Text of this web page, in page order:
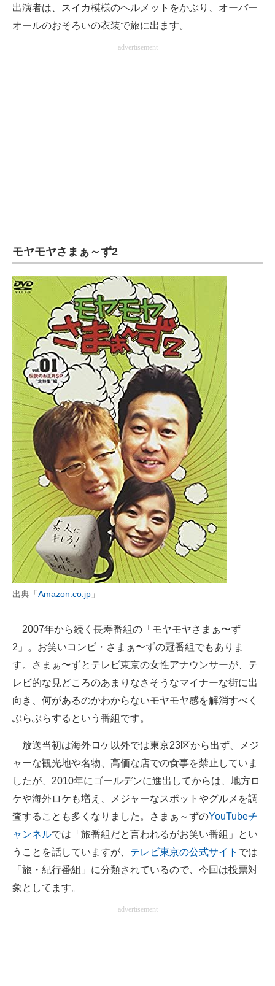
出演者は、スイカ模様のヘルメットをかぶり、オーバー
オールのおそろいの衣装で旅に出ます。
advertisement
モヤモヤさまぁ～ず2
出典「 Amazon.co.jp 」
2007年から続く長寿番組の「モヤモヤさまぁ〜ず
2」。お笑いコンビ・さまぁ〜ずの冠番組でもありま
す。さまぁ〜ずとテレビ東京の女性アナウンサーが、テ
レビ的な見どころのあまりなさそうなマイナーな街に出
向き、何があるのかわからないモヤモヤ感を解消すべく
ぶらぶらするという番組です。
放送当初は海外ロケ以外では東京23区から出ず、メジ
ャーな観光地や名物、高価な店での食事を禁止していま
したが、2010年にゴールデンに進出してからは、地方ロ
ケや海外ロケも増え、メジャーなスポットやグルメを調
査することも多くなりました。さまぁ～ずのYouTubeチ
ャンネルでは「旅番組だと言われるがお笑い番組」とい
うことを話していますが、 テレビ東京の公式サイト では
「旅・紀行番組」に分類されているので、今回は投票対
象としてます。
advertisement